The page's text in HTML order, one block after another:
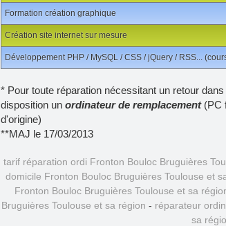
Formation création graphique
Création site internet sur mesure
Développement PHP / MySQL / CSS / jQuery / RSS...
* Pour toute réparation nécessitant un retour
disposition un ordinateur de remplacement(PC
d'origine)
**MAJ le 17/03/2013
tarif réparation ordi Fronton Bouloc Bruguières
domicile Fronton Bouloc Bruguières Toulouse et
Fronton Bouloc Bruguières Toulouse et sa
Bruguières Toulouse et sa région - réparateur
sa